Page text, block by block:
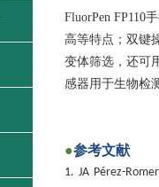
FluorPen FP110
高等特点；双键
变体筛选，还可
感器用于生物检
●参考文献
1. JA Pérez-